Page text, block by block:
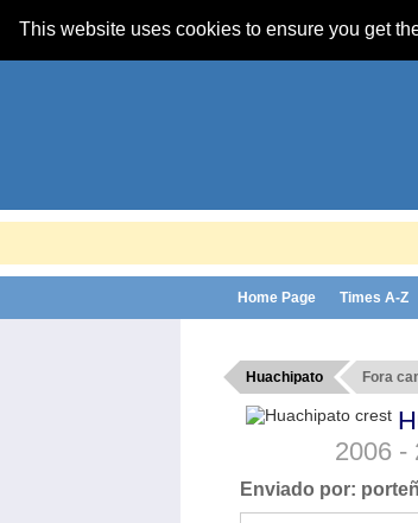
This website uses cookies to ensure you get
Home Page Times A-Z
Huachipato Fora
2006 -
Enviado por: